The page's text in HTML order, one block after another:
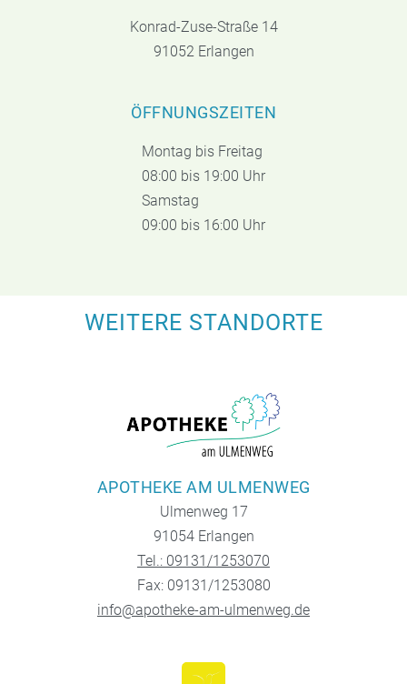
Konrad-Zuse-Straße 14
91052 Erlangen
ÖFFNUNGSZEITEN
Montag bis Freitag
08:00 bis 19:00 Uhr
Samstag
09:00 bis 16:00 Uhr
WEITERE STANDORTE
APOTHEKE AM ULMENWEG
Ulmenweg 17
91054 Erlangen
Tel.: 09131/1253070
Fax: 09131/1253080
info@apotheke-am-ulmenweg.de